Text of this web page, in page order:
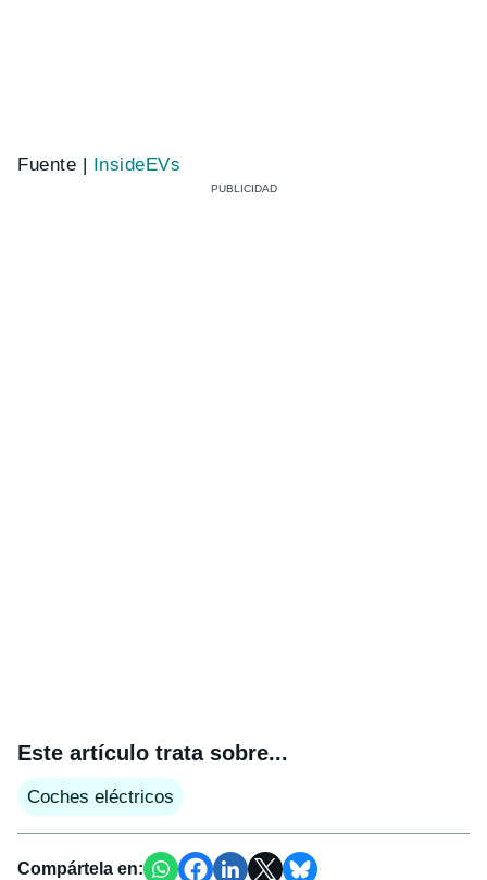
Fuente | InsideEVs
Este artículo trata sobre...
Coches eléctricos
Compártela en: